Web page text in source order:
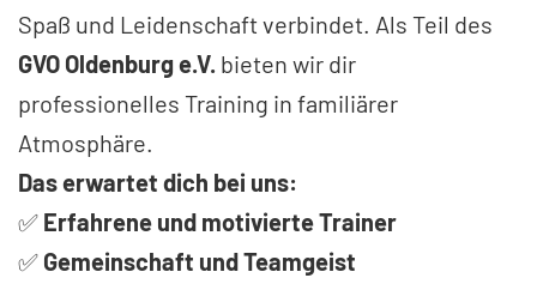
Spaß und Leidenschaft verbindet. Als Teil des
GVO Oldenburg e.V. bieten wir dir
professionelles Training in familiärer
Atmosphäre.
Das erwartet dich bei uns:
✅ Erfahrene und motivierte Trainer
✅ Gemeinschaft und Teamgeist